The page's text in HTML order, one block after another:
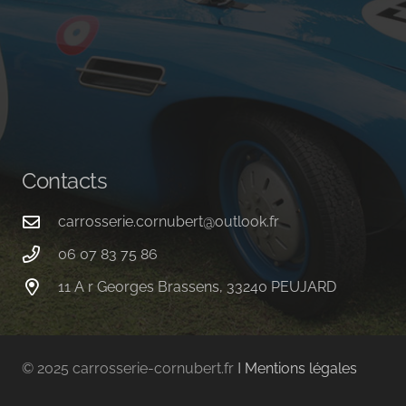
Contacts
carrosserie.cornubert@outlook.fr
06 07 83 75 86
11 A r Georges Brassens, 33240 PEUJARD
© 2025 carrosserie-cornubert.fr Ι Mentions légales